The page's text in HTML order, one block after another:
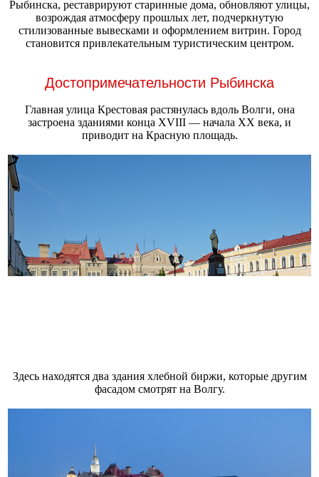
Рыбинска, реставрируют старинные дома, обновляют улицы,
возрождая атмосферу прошлых лет, подчеркнутую
стилизованные вывесками и оформлением витрин. Город
становится привлекательным туристическим центром.
Достопримечательности Рыбинска
Главная улица Крестовая растянулась вдоль Волги, она
застроена зданиями конца XVIII — начала XX века, и
приводит на Красную площадь.
Здесь находятся два здания хлебной биржи, которые другим
фасадом смотрят на Волгу.